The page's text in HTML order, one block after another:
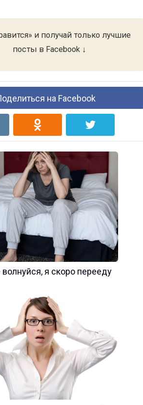
и получай только лучшие
посты в Facebook ↓
на Facebook
я скоро перееду